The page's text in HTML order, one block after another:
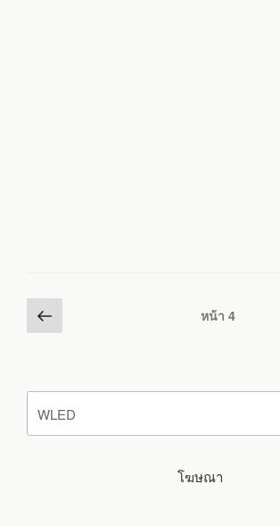
Posts
pagination
ก่อน
หน้า 4
ค้นหา:
โฆษณา